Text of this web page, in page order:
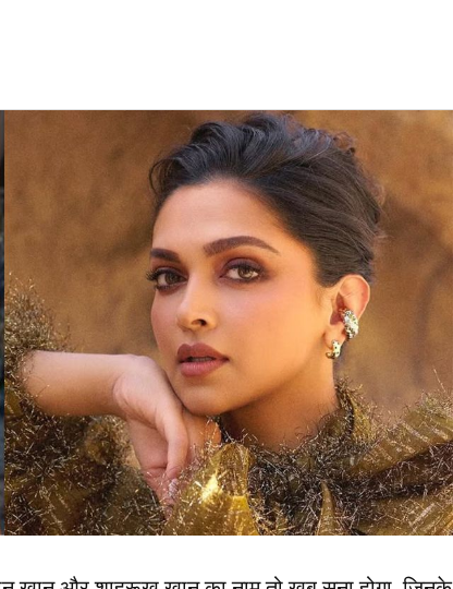
पर एक पोस्ट शेयर किया है. जिसके सामने आते ही
है. दरअसल, स्मृति ने एक टूथपेस्ट ब्रांड के लिए